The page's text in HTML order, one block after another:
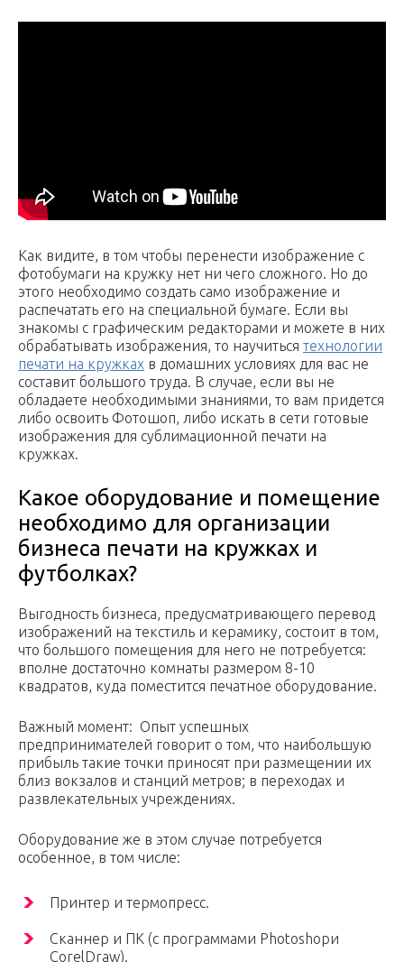
Как видите, в том чтобы перенести изображение с
фотобумаги на кружку нет ни чего сложного. Но до
этого необходимо создать само изображение и
распечатать его на специальной бумаге. Если вы
знакомы с графическим редакторами и можете в них
обрабатывать изображения, то научиться технологии
печати на кружках в домашних условиях для вас не
составит большого труда. В случае, если вы не
обладаете необходимыми знаниями, то вам придется
либо освоить Фотошоп, либо искать в сети готовые
изображения для сублимационной печати на
кружках.
Какое оборудование и помещение
необходимо для организации
бизнеса печати на кружках и
футболках?
Выгодность бизнеса, предусматривающего перевод
изображений на текстиль и керамику, состоит в том,
что большого помещения для него не потребуется:
вполне достаточно комнаты размером 8-10
квадратов, куда поместится печатное оборудование.
Важный момент: Опыт успешных
предпринимателей говорит о том, что наибольшую
прибыль такие точки приносят при размещении их
близ вокзалов и станций метров; в переходах и
развлекательных учреждениях.
Оборудование же в этом случае потребуется
особенное, в том числе:
Принтер и термопресс.
Сканнер и ПК (с программами Photoshopи
CorelDraw).